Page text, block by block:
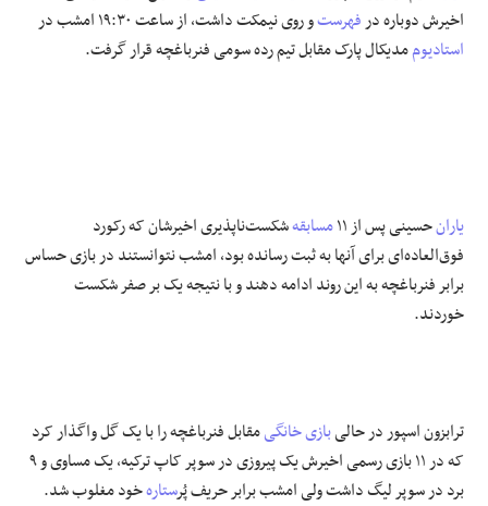
اخیرش دوباره درفهرستو روی نیمکت داشت، از ساعت ۱۹:۳۰ امشب در
استادیوممدیکال پارک مقابل تیم رده سومی فنرباغچه قرار گرفت.
یارانحسینی پس از ۱۱ مسابقهشکست‌ناپذیری اخیرشان که رکورد
فوق‌العاده‌ای برای آنها به ثبت رسانده بود، امشب نتوانستند در بازی حساس
برابر فنرباغچه به این روند ادامه دهند و با نتیجه یک بر صفر شکست
خوردند.
ترابزون اسپور در حالیبازی خانگیمقابل فنرباغچه را با یک گل واگذار کرد
که در ۱۱ بازی رسمی اخیرش یک پیروزی در سوپر کاپ ترکیه، یک مساوی و ۹
برد در سوپر لیگ داشت ولی امشب برابر حریف پُرستارهخود مغلوب شد.